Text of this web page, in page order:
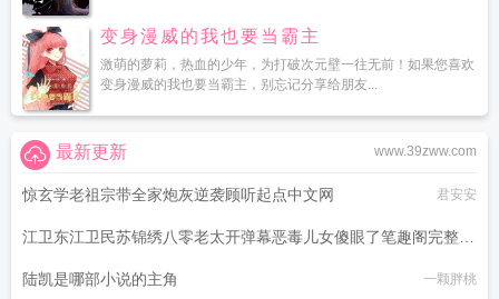
变身漫威的我也要当霸主
激萌的萝莉，热血的少年，为打破次元壁一往无前！如果您喜欢
变身漫威的我也要当霸主，别忘记分享给朋友...
www.39zww.com
最新更新
惊玄学老祖宗带全家炮灰逆袭顾听起点中文网 君安安
江卫东江卫民苏锦绣八零老太开弹幕恶毒儿女傻眼了笔趣阁完整版
免费阅读 招财小金子
陆凯是哪部小说的主角 一颗胖桃